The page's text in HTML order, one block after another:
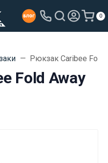
0
Рюкзак Caribee Fold
Fold Away